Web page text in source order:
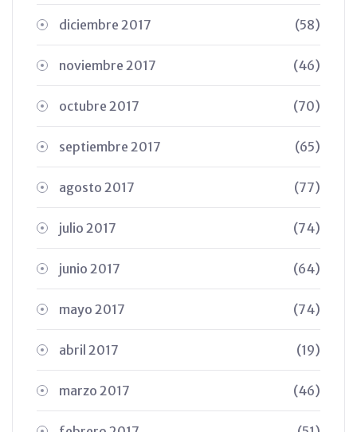
diciembre 2017 (58)
noviembre 2017 (46)
octubre 2017 (70)
septiembre 2017 (65)
agosto 2017 (77)
julio 2017 (74)
junio 2017 (64)
mayo 2017 (74)
abril 2017 (19)
marzo 2017 (46)